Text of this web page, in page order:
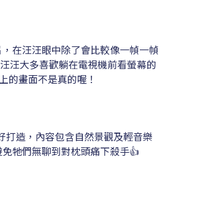
在汪汪眼中除了會比較像一幀一幀
汪大多喜歡躺在電視機前看螢幕的
的畫面不是真的喔！
造，內容包含自然景觀及輕音樂
牠們無聊到對枕頭痛下殺手👍